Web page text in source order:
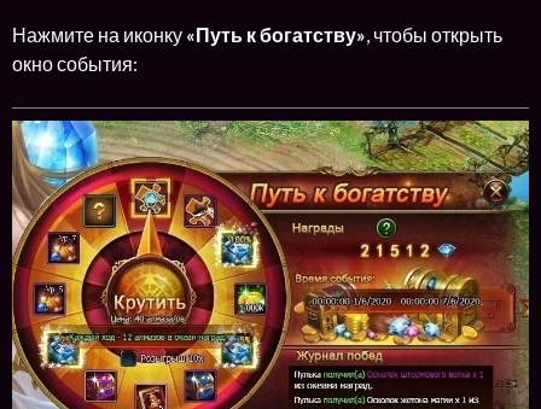
Нажмите на иконку «Путь к богатству», чтобы открыть
окно события: